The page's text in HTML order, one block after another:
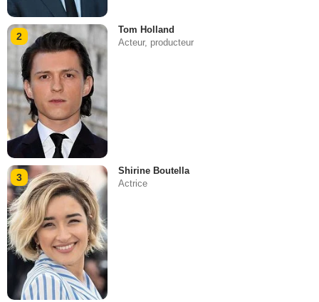
2
Tom Holland
Acteur, producteur
3
Shirine Boutella
Actrice